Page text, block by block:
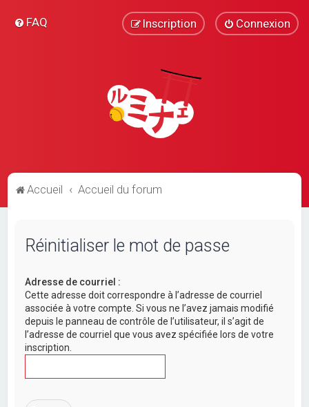
FAQ Connexion
Inscription
Accueil Accueil du forum
Réinitialiser le mot de passe
Adresse de courriel :
Cette adresse doit correspondre à l’adresse de courriel
associée à votre compte. Si vous ne l’avez jamais modifié
depuis le panneau de contrôle de l’utilisateur, il s’agit de
l’adresse de courriel que vous avez spécifiée lors de votre
inscription.